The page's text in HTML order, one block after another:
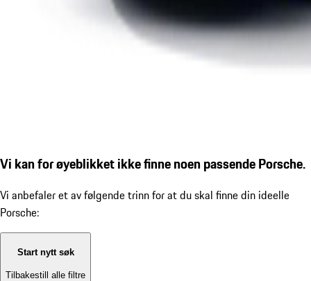
Vi kan for øyeblikket ikke finne noen passende Porsche.
Vi anbefaler et av følgende trinn for at du skal finne din ideelle
Porsche:
Start nytt søk
Tilbakestill alle filtre